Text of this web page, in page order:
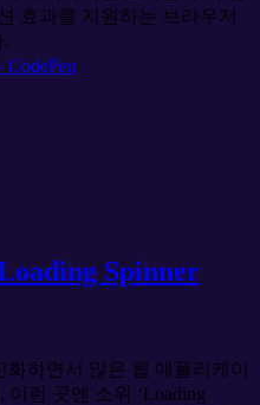
효과를 지원하는 브라우저
.
Spinner
하면서 많은 웹 애플리케이
런 곳엔 소위 ‘Loading